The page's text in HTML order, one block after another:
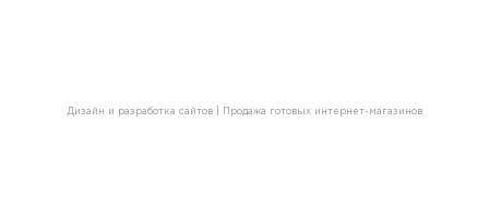
Дизайн и разработка сайтов Продажа готовых интернет-магазинов